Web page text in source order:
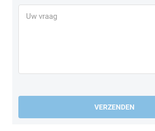
VERZENDEN